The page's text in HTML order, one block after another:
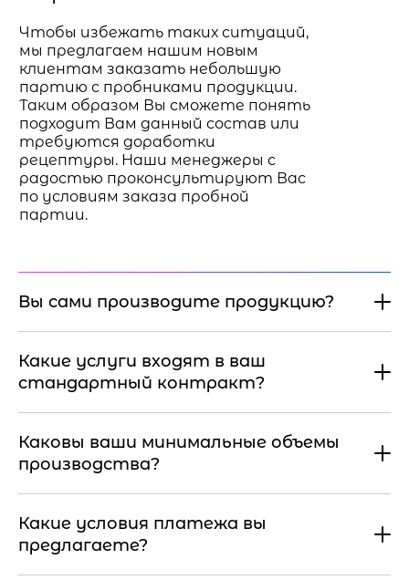
Чтобы избежать таких ситуаций,
мы предлагаем нашим новым
клиентам заказать небольшую
партию с пробниками продукции.
Таким образом Вы сможете понять
подходит Вам данный состав или
требуются доработки
рецептуры. Наши менеджеры с
радостью проконсультируют Вас
по условиям заказа пробной
партии.
Вы сами производите продукцию?
Какие услуги входят в ваш
стандартный контракт?
Каковы ваши минимальные объемы
производства?
Какие условия платежа вы
предлагаете?